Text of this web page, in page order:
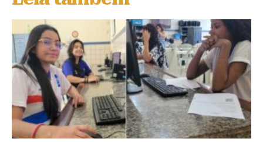
k
y
b
o
o
k
A
p
p